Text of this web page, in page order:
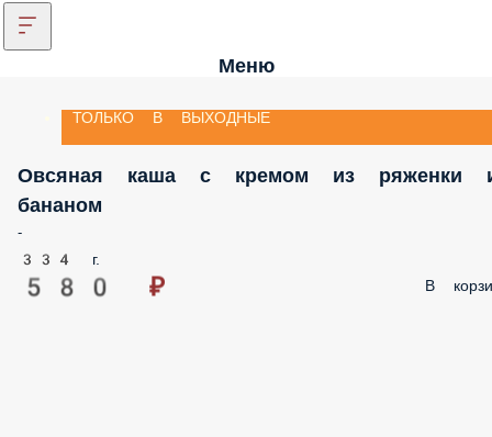
Меню
ТОЛЬКО В ВЫХОДНЫЕ
Овсяная каша с кремом из ряженки
бананом
-
334 г.
580 ₽ В